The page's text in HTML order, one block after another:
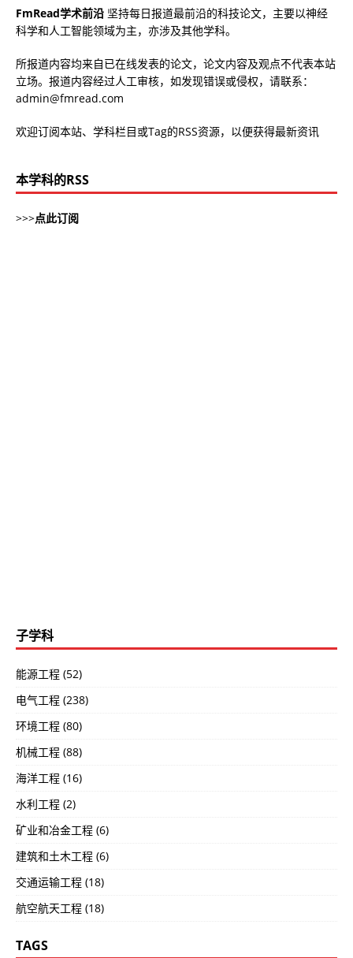
FmRead学术前沿 坚持每日报道最前沿的科技论文，主要以神经
科学和人工智能领域为主，亦涉及其他学科。
所报道内容均来自已在线发表的论文，论文内容及观点不代表本站
立场。报道内容经过人工审核，如发现错误或侵权，请联系：
admin@fmread.com
欢迎订阅本站、学科栏目或Tag的RSS资源，以便获得最新资讯
本学科的RSS
>>>点此订阅
子学科
能源工程 (52)
电气工程 (238)
环境工程 (80)
机械工程 (88)
海洋工程 (16)
水利工程 (2)
矿业和冶金工程 (6)
建筑和土木工程 (6)
交通运输工程 (18)
航空航天工程 (18)
TAGS